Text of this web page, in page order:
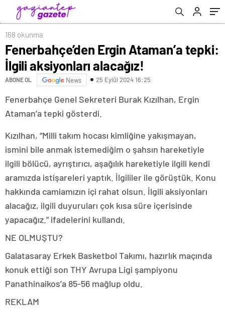
168 okunma
Fenerbahçe’den Ergin Ataman’a tepki:
İlgili aksiyonları alacağız!
ABONE OL News 25 Eylül 2024 16:25
Fenerbahçe Genel Sekreteri Burak Kızılhan, Ergin
Ataman’a tepki gösterdi.
Kızılhan, “Milli takım hocası kimliğine yakışmayan,
ismini bile anmak istemediğim o şahsın hareketiyle
ilgili bölücü, ayrıştırıcı, aşağılık hareketiyle ilgili kendi
aramızda istişareleri yaptık. İlgililer ile görüştük. Konu
hakkında camiamızın içi rahat olsun. İlgili aksiyonları
alacağız, ilgili duyuruları çok kısa süre içerisinde
yapacağız.” ifadelerini kullandı.
NE OLMUŞTU?
Galatasaray Erkek Basketbol Takımı, hazırlık maçında
konuk ettiği son THY Avrupa Ligi şampiyonu
Panathinaikos’a 85-56 mağlup oldu.
REKLAM